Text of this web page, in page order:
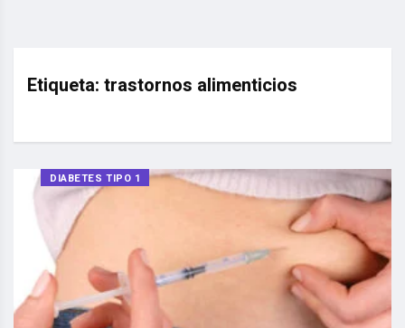
Etiqueta: trastornos alimenticios
DIABETES TIPO 1